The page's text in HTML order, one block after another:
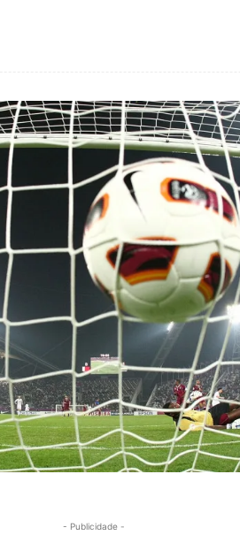
- Publicidade -